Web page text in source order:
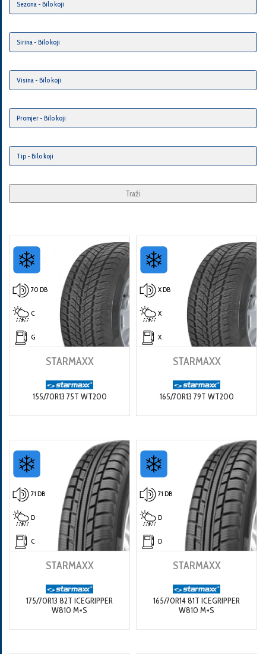
Traži
70 DB
C
G
STARMAXX
155/70R13 75T WT200
X DB
X
X
STARMAXX
165/70R13 79T WT200
71 DB
D
C
STARMAXX
175/70R13 82T ICEGRIPPER
W810 M+S
71 DB
D
D
STARMAXX
165/70R14 81T ICEGRIPPER
W810 M+S